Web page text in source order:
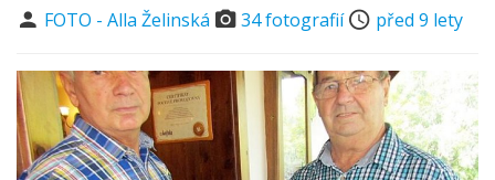
FOTO - Alla Želinská 34 fotografií před 9 lety